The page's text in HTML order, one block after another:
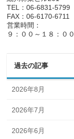
TEL：06-6831-5799
FAX：06-6170-6711
営業時間：
９：００～１８：００
過去の記事
2026年8月
2026年7月
2026年6月